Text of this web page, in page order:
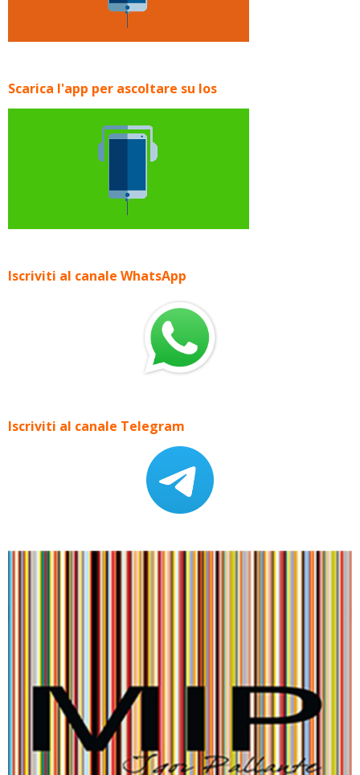
Scarica l'app per ascoltare su Ios
Iscriviti al canale WhatsApp
Iscriviti al canale Telegram